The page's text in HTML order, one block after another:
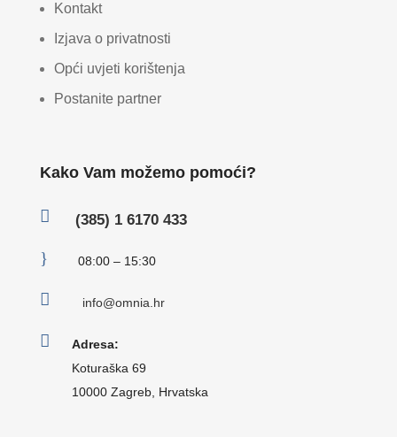
Kontakt
Izjava o privatnosti
Opći uvjeti korištenja
Postanite partner
Kako Vam možemo pomoći?
 (385) 1 6170 433
} 08:00 – 15:30
 info@omnia.hr

Adresa:
Koturaška 69
10000 Zagreb, Hrvatska